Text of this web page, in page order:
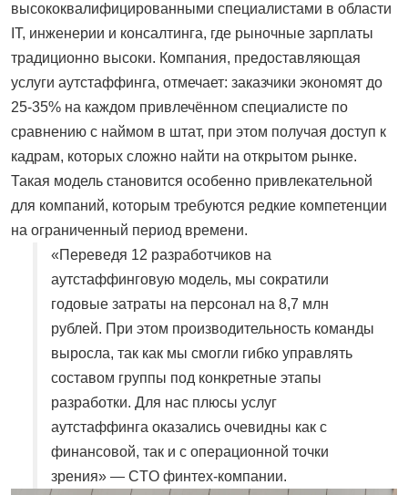
высококвалифицированными специалистами в области
IT, инженерии и консалтинга, где рыночные зарплаты
традиционно высоки. Компания, предоставляющая
услуги аутстаффинга, отмечает: заказчики экономят до
25-35% на каждом привлечённом специалисте по
сравнению с наймом в штат, при этом получая доступ к
кадрам, которых сложно найти на открытом рынке.
Такая модель становится особенно привлекательной
для компаний, которым требуются редкие компетенции
на ограниченный период времени.
«Переведя 12 разработчиков на
аутстаффинговую модель, мы сократили
годовые затраты на персонал на 8,7 млн
рублей. При этом производительность команды
выросла, так как мы смогли гибко управлять
составом группы под конкретные этапы
разработки. Для нас плюсы услуг
аутстаффинга оказались очевидны как с
финансовой, так и с операционной точки
зрения» — CTO финтех-компании.